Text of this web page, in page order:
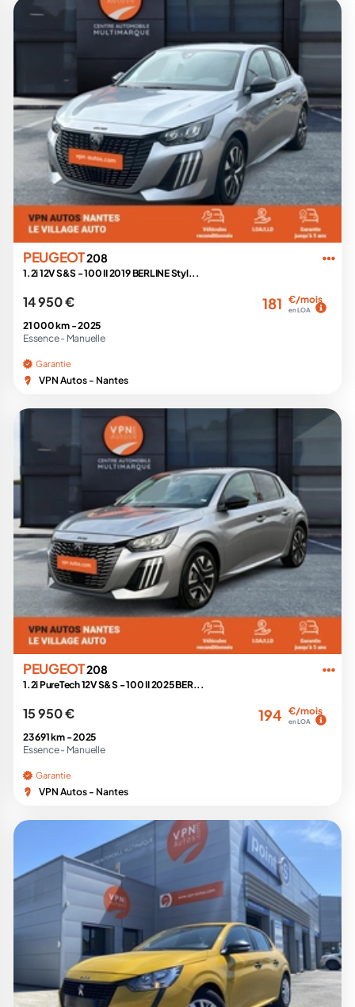
PEUGEOT208
1.2i 12V S&S - 100 II 2019 BERLINE Styl...
14 950 € 181 €/mois
en LOA
21 000 km -2025
Essence - Manuelle
Garantie
VPN Autos - Nantes
PEUGEOT208
1.2i PureTech 12V S&S - 100 II 2025 BER...
15 950 € 194 €/mois
en LOA
23 691 km -2025
Essence - Manuelle
Garantie
VPN Autos - Nantes